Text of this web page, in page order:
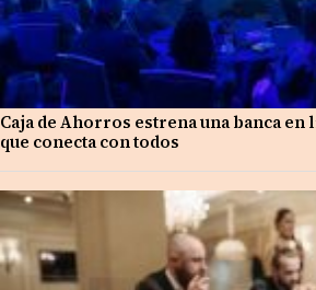
Caja de Ahorros estrena una banca
que conecta con todos